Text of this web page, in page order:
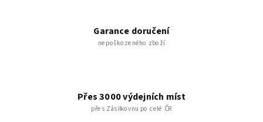
Garance doručení
nepoškozeného zboží
Přes 3000 výdejních míst
přes Zásilkovnu po celé ČR